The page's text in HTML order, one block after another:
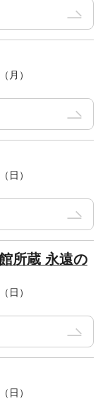
月）
日）
所蔵 永遠の
日）
日）